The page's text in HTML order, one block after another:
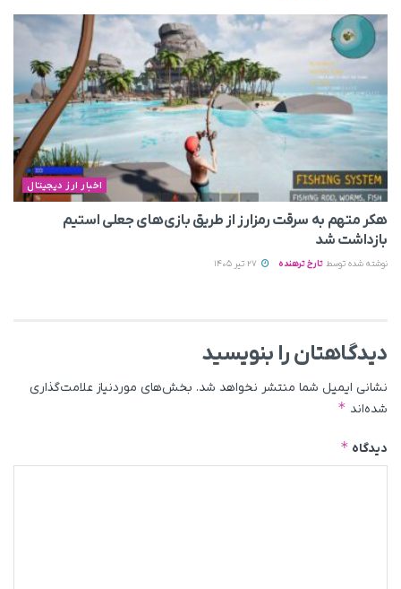
اخبار ارز دیجیتال
هکر متهم به سرقت رمزارز از طریق بازی‌های جعلی استیم
بازداشت شد
نوشته شده توسط تارخ ترهنده
دیدگاهتان را بنویسید
نشانی ایمیل شما منتشر نخواهد شد. بخش‌های موردنیاز علامت‌گذاری
شده‌اند *
دیدگاه *